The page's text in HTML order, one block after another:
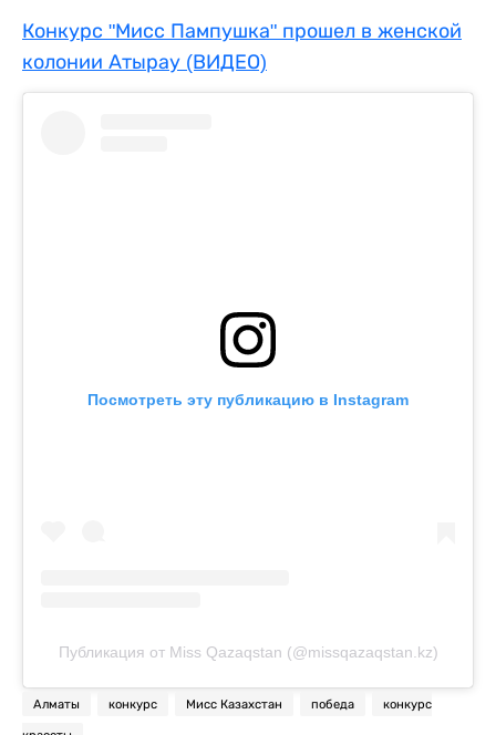
Конкурс "Мисс Пампушка" прошел в женской
колонии Атырау (ВИДЕО)
Посмотреть эту публикацию в Instagram
Публикация от Miss Qazaqstan (@missqazaqstan.kz)
Алматы конкурс Мисс Казахстан победа конкурс